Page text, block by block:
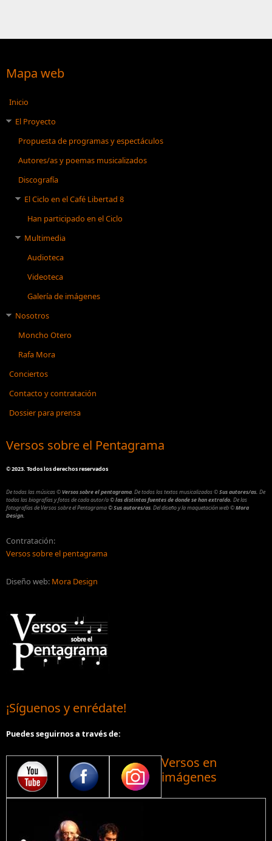
Mapa web
Inicio
El Proyecto
Propuesta de programas y espectáculos
Autores/as y poemas musicalizados
Discografía
El Ciclo en el Café Libertad 8
Han participado en el Ciclo
Multimedia
Audioteca
Videoteca
Galería de imágenes
Nosotros
Moncho Otero
Rafa Mora
Conciertos
Contacto y contratación
Dossier para prensa
Versos sobre el Pentagrama
©2023. Todos los derechos reservados
De todas las músicas© Versos sobre el pentagrama. De todos los textos musicalizados©Sus autores/as. De
todos las biografías y fotos de cada autor/a© las distintas fuentes de donde se han extraído. De las
fotografías de Versos sobre el Pentagrama© Sus autores/as. Del diseño y la maquetación web©Mora
Design.
Contratación:
Versos sobre el pentagrama
Diseño web: Mora Design
¡Síguenos y enrédate!
Puedes seguirnos a través de:
Versos en
imágenes